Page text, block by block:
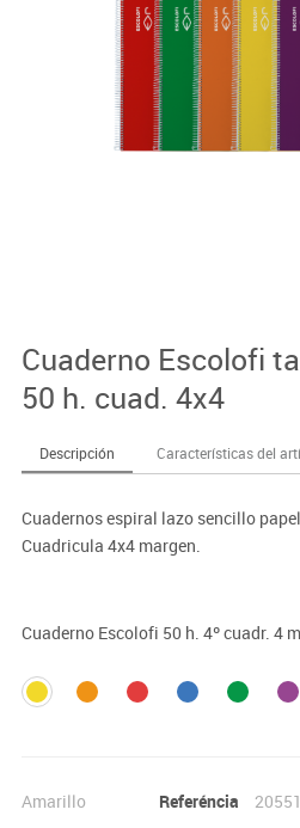
Cuaderno Escolofi
50 h. cuad. 4x4
Descripción Características del
Cuadernos espiral lazo sencillo
Cuadricula 4x4 margen.
Cuaderno Escolofi 50 h. 4º cuadr. 4
Amarillo Referéncia